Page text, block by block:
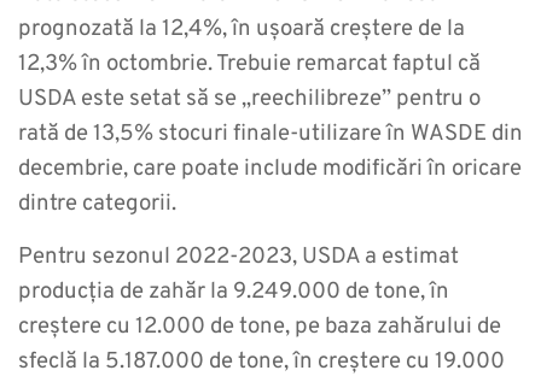
prognozată la 12,4%, în ușoară creștere de la
12,3% în octombrie. Trebuie remarcat faptul că
USDA este setat să se „reechilibreze” pentru o
rată de 13,5% stocuri finale-utilizare în WASDE din
decembrie, care poate include modificări în oricare
dintre categorii.
Pentru sezonul 2022-2023, USDA a estimat
producția de zahăr la 9.249.000 de tone, în
creștere cu 12.000 de tone, pe baza zahărului de
sfeclă la 5.187.000 de tone, în creștere cu 19.000